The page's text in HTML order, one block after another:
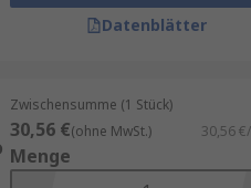
Datenblätter
Zwischensumme (1 Stück)
30,56 €(ohne MwSt.) 30,56
Menge